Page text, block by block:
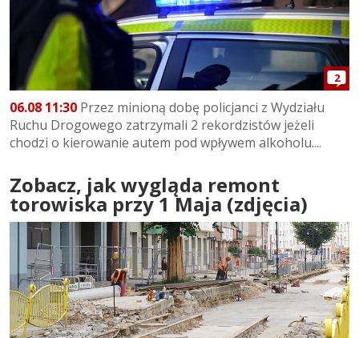
2
06.08 11:30 Przez minioną dobę policjanci z Wydziału
Ruchu Drogowego zatrzymali 2 rekordzistów jeżeli
chodzi o kierowanie autem pod wpływem alkoholu....
Zobacz, jak wygląda remont
torowiska przy 1 Maja (zdjęcia)